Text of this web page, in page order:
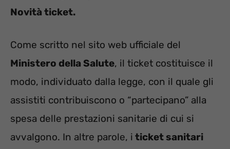
Novità ticket.
Come scritto nel sito web ufficiale del
Ministero della Salute, il ticket costituisce il
modo, individuato dalla legge, con il quale gli
assistiti contribuiscono o “partecipano” alla
spesa delle prestazioni sanitarie di cui si
avvalgono. In altre parole, i ticket sanitari